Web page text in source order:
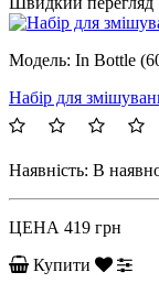
Модель: In Bottle
Набір для
Наявність: В
ЦЕНА 419 грн
Купити